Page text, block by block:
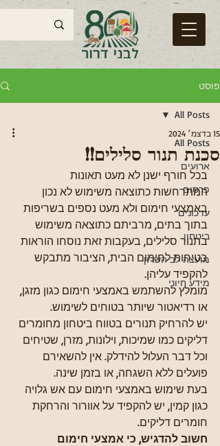
פוסט
All Posts
ארועים
פרסום
עדכונים
ביטחון
מועצה לב השרון
מידע חיוני
All Posts
סכנת תנור סלילים!!
15 בדצמ׳ 2024
בכל חורף ישנן לא מעט תאונות
המתרחשות כתוצאה משימוש לא נכון
באמצעי חימום ולא מעט נספים בשריפות
בתוך בתים, מרביתם כתוצאה משימוש
בתנור סלילים, בעקבות זאת נוסחו הוראות
בטיחות לחימום הבית, הציבור מתבקש
להקפיד עליהן.
מומלץ להשתמש באמצעי חימום כגון מזגן,
או רדיאטור שיותר בטוחים לשימוש.
יש להרחיק תנורים בטווח ביטחון מחומרים
דליקים כמו שמיכות, וילונות, מזרן, שטיחים
וכל דבר העלול להידלק. אין להשאירם
פועלים ללא השגחה, או בזמן שינה.
בעת שימוש באמצעי חימום עם אש גלויה
כגון קמין, יש להקפיד על אוורור והרחקת
חומרים דליקים.
חשוב להדגיש, כי אמצעי חימום